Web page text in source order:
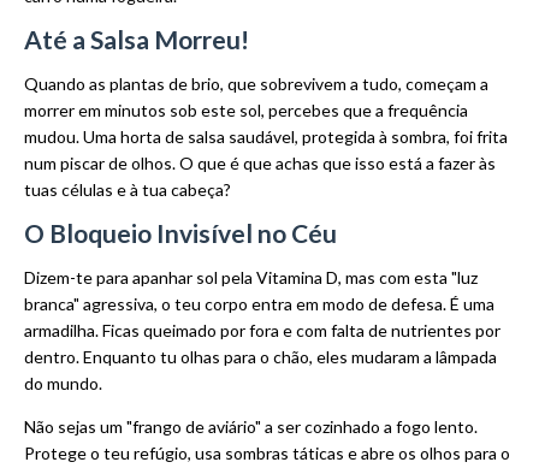
Até a Salsa Morreu!
Quando as plantas de brio, que sobrevivem a tudo, começam a
morrer em minutos sob este sol, percebes que a frequência
mudou. Uma horta de salsa saudável, protegida à sombra, foi frita
num piscar de olhos. O que é que achas que isso está a fazer às
tuas células e à tua cabeça?
O Bloqueio Invisível no Céu
Dizem-te para apanhar sol pela Vitamina D, mas com esta "luz
branca" agressiva, o teu corpo entra em modo de defesa. É uma
armadilha. Ficas queimado por fora e com falta de nutrientes por
dentro. Enquanto tu olhas para o chão, eles mudaram a lâmpada
do mundo.
Não sejas um "frango de aviário" a ser cozinhado a fogo lento.
Protege o teu refúgio, usa sombras táticas e abre os olhos para o